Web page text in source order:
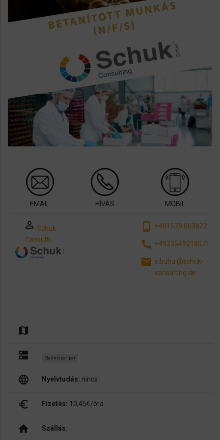
EMAIL HÍVÁS MOBIL
perm_identity Schuk
Consulti…
phone_android +491578 063822
call +4923549218071
email c.bubui@schuk-
consulting.de
map
dns Élelmiszeripar
language Nyelvtudás: nincs
euro_symbol Fizetés: 10,45€/óra
home Szállás: